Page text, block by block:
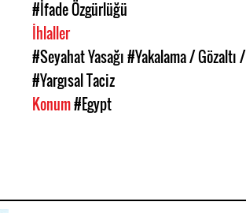
#İfade Özgürlüğü
İhlaller
#Seyahat Yasağı#Yakalama / Gözaltı
#Yargısal Taciz
Konum#Egypt